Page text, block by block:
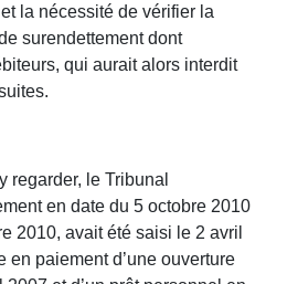
la nécessité de vérifier la
surendettement dont
qui aurait alors interdit
regarder, le Tribunal
en date du 5 octobre 2010
2010, avait été saisi le 2 avril
en paiement d’une ouverture